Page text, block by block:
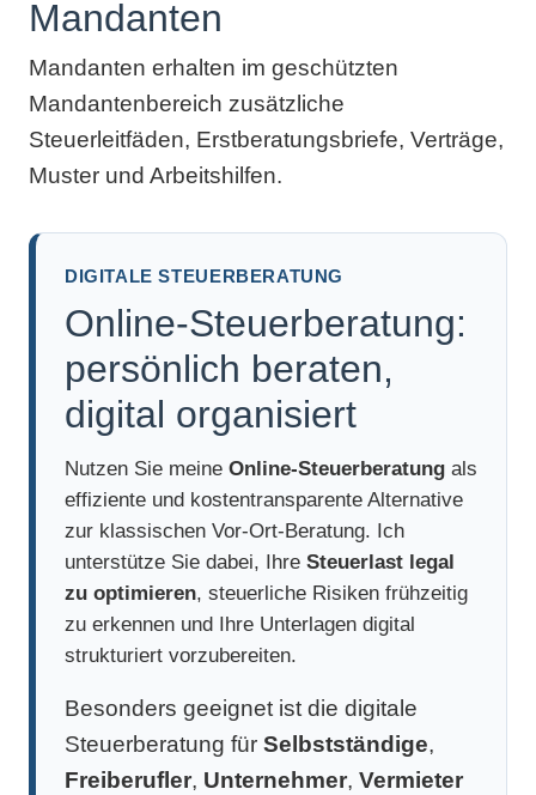
Mandanten
Mandanten erhalten im geschützten
Mandantenbereich zusätzliche
Steuerleitfäden, Erstberatungsbriefe, Verträge,
Muster und Arbeitshilfen.
DIGITALE STEUERBERATUNG
Online-Steuerberatung:
persönlich beraten,
digital organisiert
Nutzen Sie meine Online-Steuerberatung als
effiziente und kostentransparente Alternative
zur klassischen Vor-Ort-Beratung. Ich
unterstütze Sie dabei, Ihre Steuerlast legal
zu optimieren, steuerliche Risiken frühzeitig
zu erkennen und Ihre Unterlagen digital
strukturiert vorzubereiten.
Besonders geeignet ist die digitale
Steuerberatung für Selbstständige,
Freiberufler, Unternehmer, Vermieter